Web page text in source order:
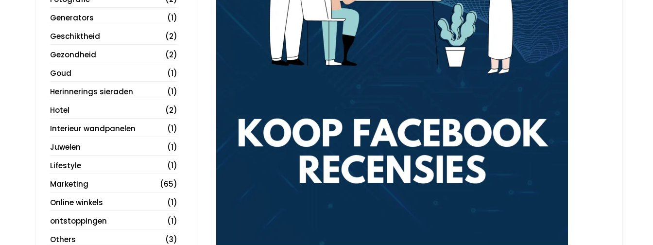
Generators
(1)
Geschiktheid
(2)
Gezondheid
(2)
Goud
(1)
Herinnerings sieraden
(1)
Hotel
(2)
Interieur wandpanelen
(1)
Juwelen
(1)
Lifestyle
(1)
Marketing
(65)
Online winkels
(1)
ontstoppingen
(1)
Others
(3)